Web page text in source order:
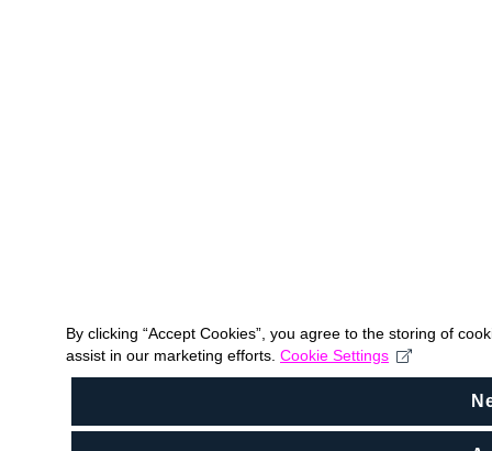
By clicking “Accept Cookies”, you agree to the storing of
assist in our marketing efforts. Cookie Settings